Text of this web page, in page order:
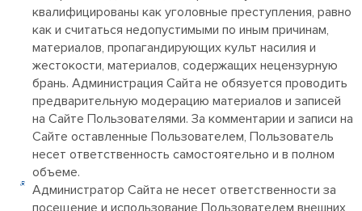
квалифицированы как уголовные преступления, равно
как и считаться недопустимыми по иным причинам,
материалов, пропагандирующих культ насилия и
жестокости, материалов, содержащих нецензурную
брань. Администрация Сайта не обязуется проводить
предварительную модерацию материалов и записей
на Сайте Пользователями. За комментарии и записи на
Сайте оставленные Пользователем, Пользователь
несет ответственность самостоятельно и в полном
объеме.
Администратор Сайта не несет ответственности за
посещение и использование Пользователем внешних